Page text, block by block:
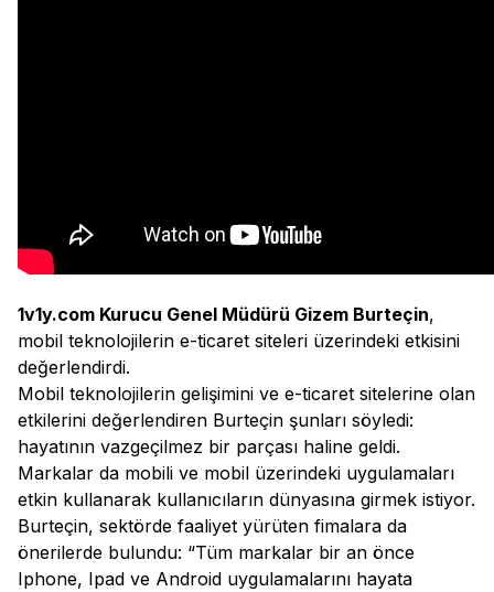
1v1y.com Kurucu Genel Müdürü Gizem Burteçin,
mobil teknolojilerin e-ticaret siteleri üzerindeki etkisini
değerlendirdi.
Mobil teknolojilerin gelişimini ve e-ticaret sitelerine olan
etkilerini değerlendiren Burteçin şunları söyledi:
hayatının vazgeçilmez bir parçası haline geldi.
Markalar da mobili ve mobil üzerindeki uygulamaları
etkin kullanarak kullanıcıların dünyasına girmek istiyor.
Burteçin, sektörde faaliyet yürüten fimalara da
önerilerde bulundu: “Tüm markalar bir an önce
Iphone, Ipad ve Android uygulamalarını hayata